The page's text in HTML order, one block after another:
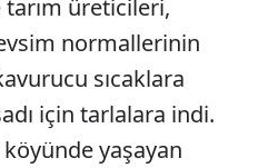
üreticileri,
normallerinin
sıcaklara
için tarlalara indi.
yaşayan